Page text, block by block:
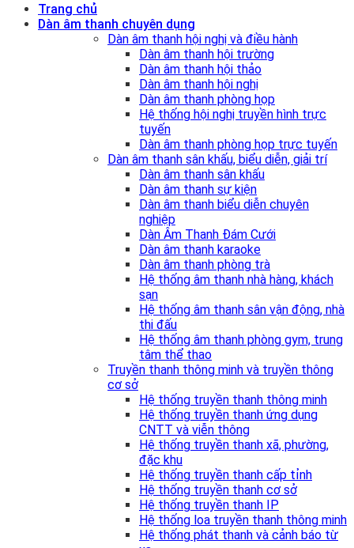
Trang chủ
Dàn âm thanh chuyên dụng
Dàn âm thanh hội nghị và điều hành
Dàn âm thanh hội trường
Dàn âm thanh hội thảo
Dàn âm thanh hội nghị
Dàn âm thanh phòng họp
Hệ thống hội nghị truyền hình trực
tuyến
Dàn âm thanh phòng họp trực tuyến
Dàn âm thanh sân khấu, biểu diễn, giải trí
Dàn âm thanh sân khấu
Dàn âm thanh sự kiện
Dàn âm thanh biểu diễn chuyên
nghiệp
Dàn Âm Thanh Đám Cưới
Dàn âm thanh karaoke
Dàn âm thanh phòng trà
Hệ thống âm thanh nhà hàng, khách
sạn
Hệ thống âm thanh sân vận động, nhà
thi đấu
Hệ thống âm thanh phòng gym, trung
tâm thể thao
Truyền thanh thông minh và truyền thông
cơ sở
Hệ thống truyền thanh thông minh
Hệ thống truyền thanh ứng dụng
CNTT và viễn thông
Hệ thống truyền thanh xã, phường,
đặc khu
Hệ thống truyền thanh cấp tỉnh
Hệ thống truyền thanh cơ sở
Hệ thống truyền thanh IP
Hệ thống loa truyền thanh thông minh
Hệ thống phát thanh và cảnh báo từ